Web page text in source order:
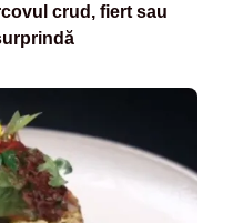
crud, fiert sau